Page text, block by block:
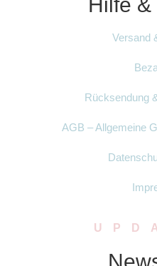
Versand
Rücksendung
AGB – Allgemeine